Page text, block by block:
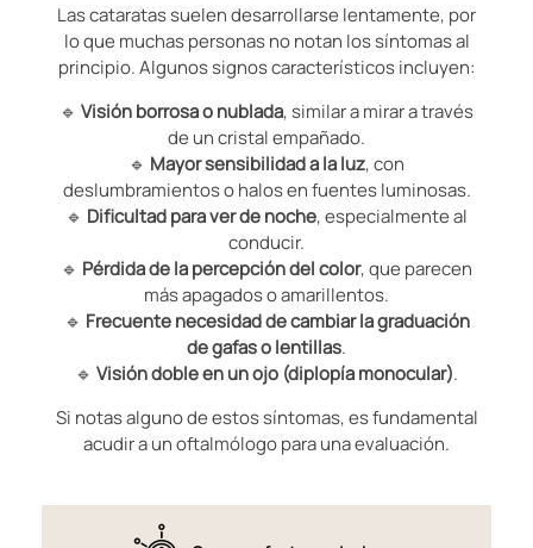
Las cataratas suelen desarrollarse lentamente, por
lo que muchas personas no notan los síntomas al
principio. Algunos signos característicos incluyen:
🔹 Visión borrosa o nublada, similar a mirar a través
de un cristal empañado.
🔹 Mayor sensibilidad a la luz, con
deslumbramientos o halos en fuentes luminosas.
🔹 Dificultad para ver de noche, especialmente al
conducir.
🔹 Pérdida de la percepción del color, que parecen
más apagados o amarillentos.
🔹 Frecuente necesidad de cambiar la graduación
de gafas o lentillas.
🔹 Visión doble en un ojo (diplopía monocular).
Si notas alguno de estos síntomas, es fundamental
acudir a un oftalmólogo para una evaluación.